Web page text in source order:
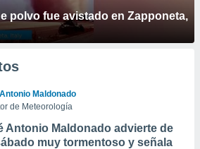
polvo fue avistado en Zapponeta,
Maldonado
de Meteorología
Antonio Maldonado advierte de
muy tormentoso y señala